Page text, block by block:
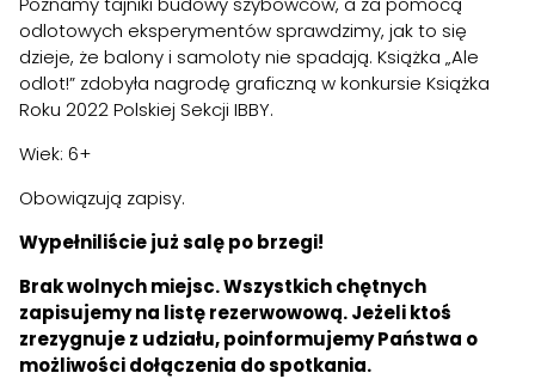
odlotowych eksperymentów sprawdzimy, jak to się
dzieje, że balony i samoloty nie spadają. Książka „Ale
odlot!” zdobyła nagrodę graficzną w konkursie Książka
Roku 2022 Polskiej Sekcji IBBY.
Wiek: 6+
Obowiązują zapisy.
Wypełniliście już salę po brzegi!
Brak wolnych miejsc. Wszystkich chętnych
zapisujemy na listę rezerwowową. Jeżeli ktoś
zrezygnuje z udziału, poinformujemy Państwa o
możliwości dołączenia do spotkania.